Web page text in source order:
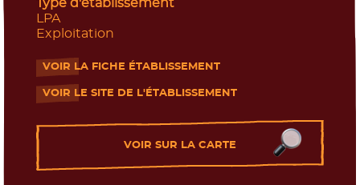
Type d'établissement
LPA
Exploitation
VOIR LA FICHE ÉTABLISSEMENT
- Nouvelle fenêtre
VOIR LE SITE DE L'ÉTABLISSEMENT
- Nouvelle fenêtre
VOIR SUR LA CARTE